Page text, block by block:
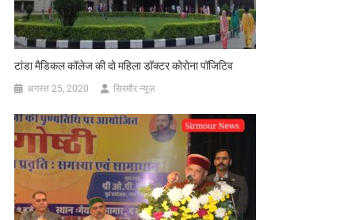
टांडा मैडिकल कॉलेज की दो महिला डॉक्टर कोरोना पॉजिटिव
अगस्त 25, 2020 सिरमौर न्यूज़